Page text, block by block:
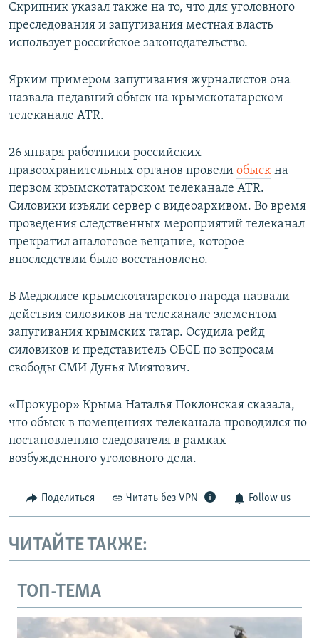
Скрипник указал также на то, что для уголовного
преследования и запугивания местная власть
использует российское законодательство.
Ярким примером запугивания журналистов она
назвала недавний обыск на крымскотатарском
телеканале ATR.
26 января работники российских
правоохранительных органов провели обыск на
первом крымскотатарском телеканале ATR.
Силовики изъяли сервер с видеоархивом. Во время
проведения следственных мероприятий телеканал
прекратил аналоговое вещание, которое
впоследствии было восстановлено.
В Меджлисе крымскотатарского народа назвали
действия силовиков на телеканале элементом
запугивания крымских татар. Осудила рейд
силовиков и представитель ОБСЕ по вопросам
свободы СМИ Дунья Миятович.
«Прокурор» Крыма Наталья Поклонская сказала,
что обыск в помещениях телеканала проводился по
постановлению следователя в рамках
возбужденного уголовного дела.
Поделиться Читать без VPN Follow us
ЧИТАЙТЕ ТАКЖЕ:
ТОП-ТЕМА